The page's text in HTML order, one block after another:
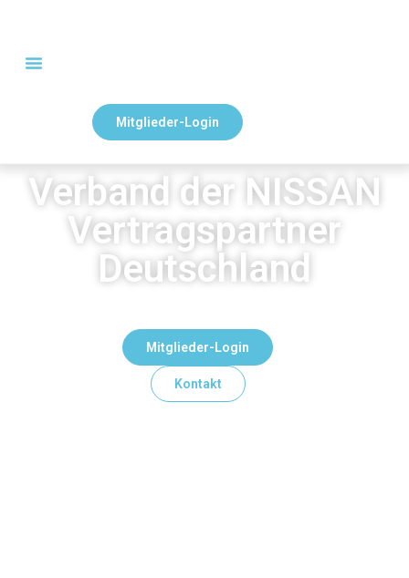
Mitglieder-Login
Verband der NISSAN
Vertragspartner
Deutschland
Mitglieder-Login
Kontakt